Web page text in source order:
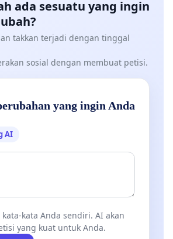
ada sesuatu yang ingin
takkan terjadi dengan tinggal
sosial dengan membuat petisi.
yang ingin Anda
AI
kata Anda sendiri. AI akan
yang kuat untuk Anda.